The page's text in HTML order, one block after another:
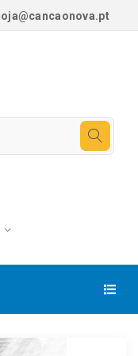
loja@cancaonova.pt